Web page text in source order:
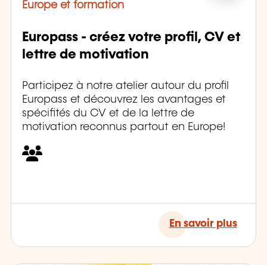
Europe et formation
Europass - créez votre profil, CV et
lettre de motivation
Participez à notre atelier autour du profil
Europass et découvrez les avantages et
spécifités du CV et de la lettre de
motivation reconnus partout en Europe!
En savoir plus